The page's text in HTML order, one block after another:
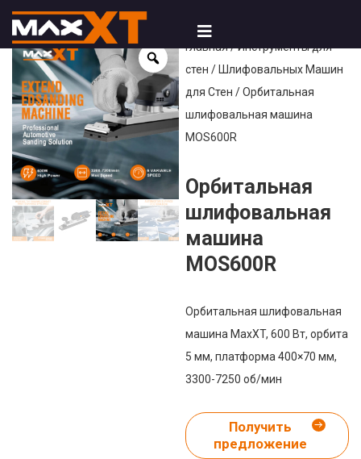
Главная/Инструменты для
стен / Шлифовальных Машин
для Стен / Орбитальная
шлифовальная машина
MOS600R
Орбитальная
шлифовальная
машина
MOS600R
Орбитальная шлифовальная
машина MaxXT, 600 Вт, орбита
5 мм, платформа 400×70 мм,
3300-7250 об/мин
Получить
предложение